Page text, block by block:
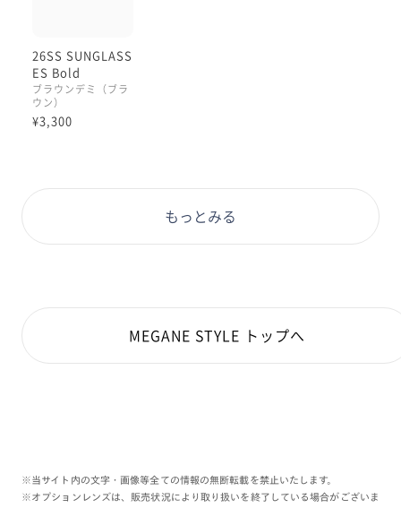
度付きのサングラスにすることも
できます😌
ぜひ各店舗にてお試しくださいね◎
26SS SUNGLASS
ES Bold
ブラウンデミ（ブラ
ウン）
¥3,300
もっとみる
MEGANE STYLE トップへ
※当サイト内の文字・画像等全ての情報の無断転載を禁止いたします。
※オプションレンズは、販売状況により取り扱いを終了している場合がございま